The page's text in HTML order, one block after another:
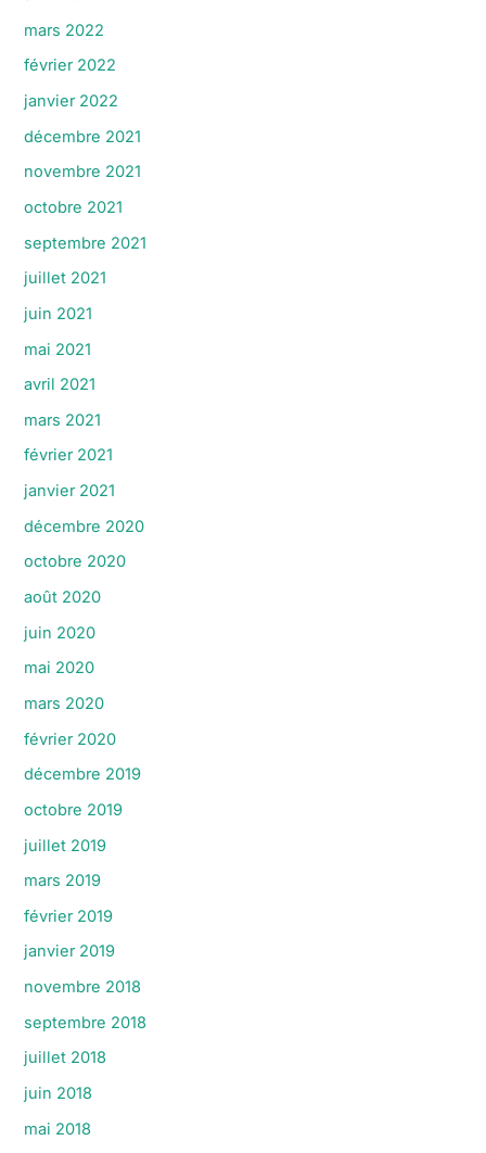
mars 2022
février 2022
janvier 2022
décembre 2021
novembre 2021
octobre 2021
septembre 2021
juillet 2021
juin 2021
mai 2021
avril 2021
mars 2021
février 2021
janvier 2021
décembre 2020
octobre 2020
août 2020
juin 2020
mai 2020
mars 2020
février 2020
décembre 2019
octobre 2019
juillet 2019
mars 2019
février 2019
janvier 2019
novembre 2018
septembre 2018
juillet 2018
juin 2018
mai 2018